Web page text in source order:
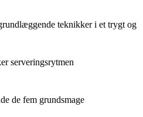
teknikker i et trygt og
serveringsrytmen
de fem grundsmage